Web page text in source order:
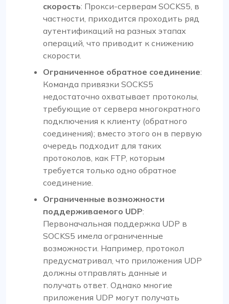
скорость: Прокси-серверам SOCKS5, в
частности, приходится проходить ряд
аутентификаций на разных этапах
операций, что приводит к снижению
скорости.
Ограниченное обратное соединение:
Команда привязки SOCKS5
недостаточно охватывает протоколы,
требующие от сервера многократного
подключения к клиенту (обратного
соединения); вместо этого он в первую
очередь подходит для таких
протоколов, как FTP, которым
требуется только одно обратное
соединение.
Ограниченные возможности
поддерживаемого UDP:
Первоначальная поддержка UDP в
SOCKS5 имела ограниченные
возможности. Например, протокол
предусматривал, что приложения UDP
должны отправлять данные и
получать ответ. Однако многие
приложения UDP могут получать